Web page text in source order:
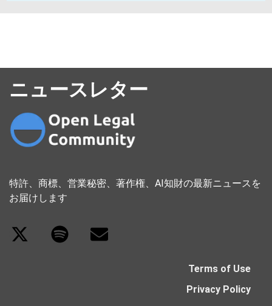
ニュースレター
特許、商標、営業秘密、著作権、AI知財の最新ニュースを
お届けします
Terms of Use
Privacy Policy